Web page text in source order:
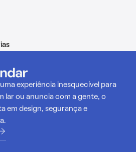
experiência inesquecível para
lar ou anuncia com a gente, o
em design, segurança e